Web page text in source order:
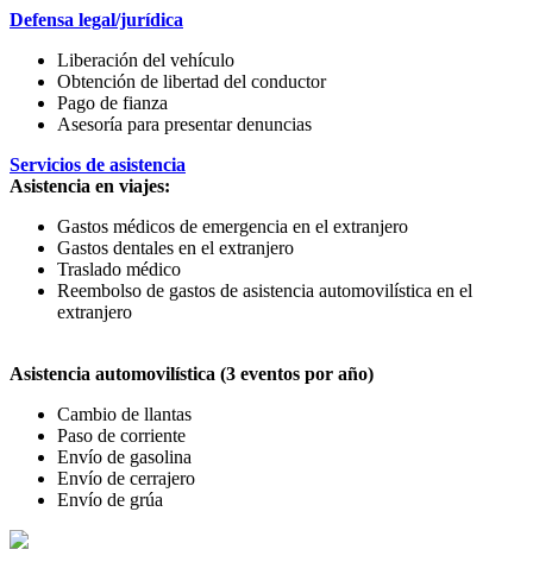
Defensa legal/jurídica
Liberación del vehículo
Obtención de libertad del conductor
Pago de fianza
Asesoría para presentar denuncias
Servicios de asistencia
Asistencia en viajes:
Gastos médicos de emergencia en el extranjero
Gastos dentales en el extranjero
Traslado médico
Reembolso de gastos de asistencia automovilística en el
extranjero
Asistencia automovilística (3 eventos por año)
Cambio de llantas
Paso de corriente
Envío de gasolina
Envío de cerrajero
Envío de grúa